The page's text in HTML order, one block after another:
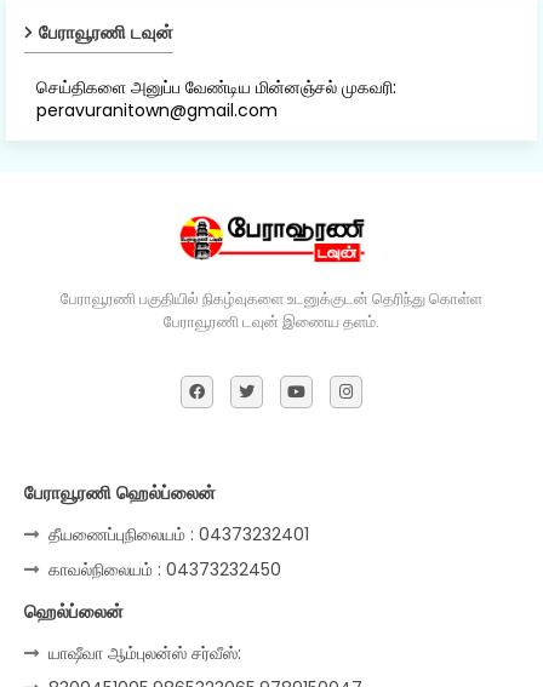
பேராவூரணி டவுன்
செய்திகளை அனுப்ப வேண்டிய மின்னஞ்சல் முகவரி:
peravuranitown@gmail.com
பேராவூரணி பகுதியில் நிகழ்வுகளை உடனுக்குடன் தெரிந்து கொள்ள
பேராவூரணி டவுன் இணைய தளம்.
பேராவூரணி ஹெல்ப்லைன்
தீயணைப்புநிலையம் : 04373232401
காவல்நிலையம் : 04373232450
ஹெல்ப்லைன்
யாஷீவா ஆம்புலன்ஸ் சர்வீஸ்: